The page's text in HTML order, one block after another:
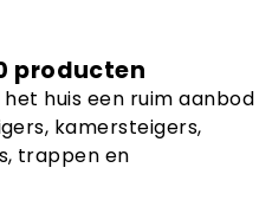
producten
huis een ruim aanbod
kamersteigers,
trappen en